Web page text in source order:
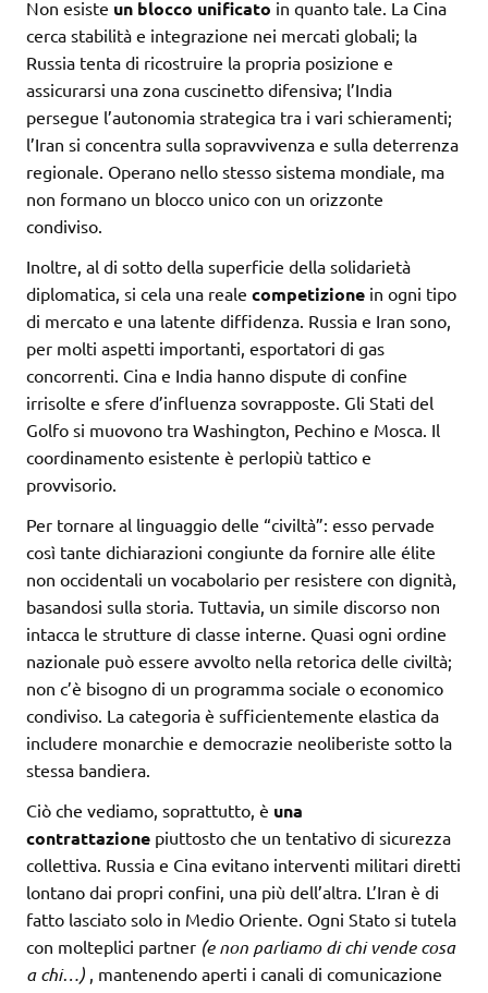
Non esiste un blocco unificato in quanto tale. La Cina
cerca stabilità e integrazione nei mercati globali; la
Russia tenta di ricostruire la propria posizione e
assicurarsi una zona cuscinetto difensiva; l’India
persegue l’autonomia strategica tra i vari schieramenti;
l’Iran si concentra sulla sopravvivenza e sulla deterrenza
regionale. Operano nello stesso sistema mondiale, ma
non formano un blocco unico con un orizzonte
condiviso.
Inoltre, al di sotto della superficie della solidarietà
diplomatica, si cela una reale competizione in ogni tipo
di mercato e una latente diffidenza. Russia e Iran sono,
per molti aspetti importanti, esportatori di gas
concorrenti. Cina e India hanno dispute di confine
irrisolte e sfere d’influenza sovrapposte. Gli Stati del
Golfo si muovono tra Washington, Pechino e Mosca. Il
coordinamento esistente è perlopiù tattico e
provvisorio.
Per tornare al linguaggio delle “civiltà”: esso pervade
così tante dichiarazioni congiunte da fornire alle élite
non occidentali un vocabolario per resistere con dignità,
basandosi sulla storia. Tuttavia, un simile discorso non
intacca le strutture di classe interne. Quasi ogni ordine
nazionale può essere avvolto nella retorica delle civiltà;
non c’è bisogno di un programma sociale o economico
condiviso. La categoria è sufficientemente elastica da
includere monarchie e democrazie neoliberiste sotto la
stessa bandiera.
Ciò che vediamo, soprattutto, è una
contrattazione piuttosto che un tentativo di sicurezza
collettiva. Russia e Cina evitano interventi militari diretti
lontano dai propri confini, una più dell’altra. L’Iran è di
fatto lasciato solo in Medio Oriente. Ogni Stato si tutela
con molteplici partner (e non parliamo di chi vende cosa
a chi…) , mantenendo aperti i canali di comunicazione